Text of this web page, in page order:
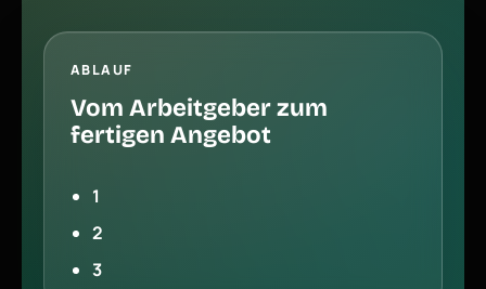
ABLAUF
Vom Arbeitgeber zum
fertigen Angebot
1
2
3